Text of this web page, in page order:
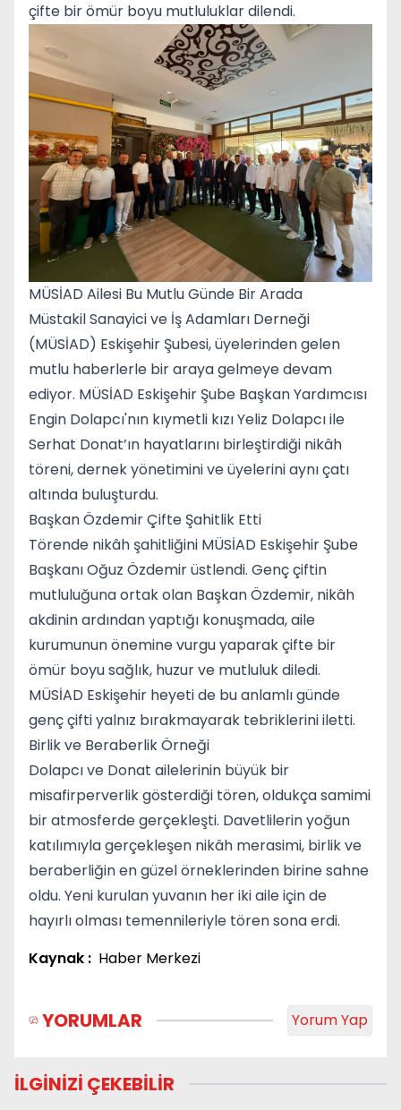
çifte bir ömür boyu mutluluklar dilendi.
MÜSİAD Ailesi Bu Mutlu Günde Bir Arada
Müstakil Sanayici ve İş Adamları Derneği
(MÜSİAD) Eskişehir Şubesi, üyelerinden gelen
mutlu haberlerle bir araya gelmeye devam
ediyor. MÜSİAD Eskişehir Şube Başkan Yardımcısı
Engin Dolapcı'nın kıymetli kızı Yeliz Dolapcı ile
Serhat Donat’ın hayatlarını birleştirdiği nikâh
töreni, dernek yönetimini ve üyelerini aynı çatı
altında buluşturdu.
Başkan Özdemir Çifte Şahitlik Etti
Törende nikâh şahitliğini MÜSİAD Eskişehir Şube
Başkanı Oğuz Özdemir üstlendi. Genç çiftin
mutluluğuna ortak olan Başkan Özdemir, nikâh
akdinin ardından yaptığı konuşmada, aile
kurumunun önemine vurgu yaparak çifte bir
ömür boyu sağlık, huzur ve mutluluk diledi.
MÜSİAD Eskişehir heyeti de bu anlamlı günde
genç çifti yalnız bırakmayarak tebriklerini iletti.
Birlik ve Beraberlik Örneği
Dolapcı ve Donat ailelerinin büyük bir
misafirperverlik gösterdiği tören, oldukça samimi
bir atmosferde gerçekleşti. Davetlilerin yoğun
katılımıyla gerçekleşen nikâh merasimi, birlik ve
beraberliğin en güzel örneklerinden birine sahne
oldu. Yeni kurulan yuvanın her iki aile için de
hayırlı olması temennileriyle tören sona erdi.
Kaynak : Haber Merkezi
YORUMLAR Yorum Yap
İLGİNİZİ ÇEKEBİLİR